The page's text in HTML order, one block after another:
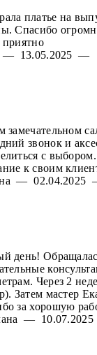
платье на
Спасибо
приятно
— 13.05.2025 —
замечательном
звонок и
с
к своим
— 02.04.2025
день!
Через 2
Затем мастер
за хорошую
—